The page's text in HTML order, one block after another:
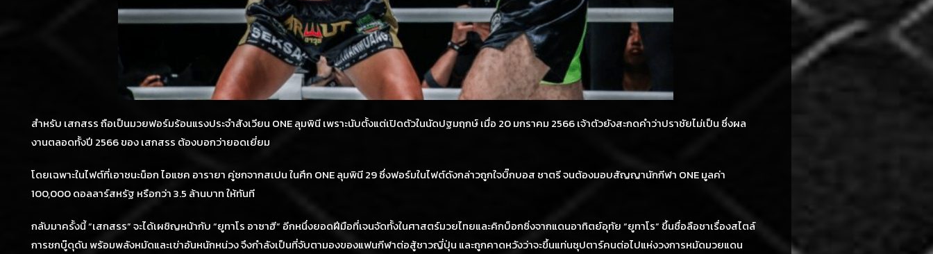
สำหรับ เสกสรร ถือเป็นมวยฟอร์มร้อนแรงประจำสังเวียน ONE ลุมพินี เพราะนับตั้งแต่เปิดตัวในนัดปฐมฤกษ์ เมื่อ 20 มกราคม 2566 เจ้าตัวยังสะกดคำว่าปราชัยไม่เป็น ซึ่งผล
งานตลอดทั้งปี 2566 ของ เสกสรร ต้องบอกว่ายอดเยี่ยม
โดยเฉพาะในไฟต์ที่เอาชนะน็อก ไอแซค อารายา คู่ชกจากสเปน ในศึก ONE ลุมพินี 29 ซึ่งฟอร์มในไฟต์ดังกล่าวถูกใจบิ๊กบอส ชาตรี จนต้องมอบสัญญานักกีฬา ONE มูลค่า
100,000 ดอลลาร์สหรัฐ หรือกว่า 3.5 ล้านบาท ให้ทันที
กลับมาครั้งนี้ “เสกสรร” จะได้เผชิญหน้ากับ “ยูทาโร อาซาฮี” อีกหนึ่งยอดฝีมือที่เจนจัดทั้งในศาสตร์มวยไทยและคิกบ็อกซิ่งจากแดนอาทิตย์อุทัย “ยูทาโร” ขึ้นชื่อลือชาเรื่องสไตล์
การชกบู๊ดุดัน พร้อมพลังหมัดและเข่าอันหนักหน่วง จึงกำลังเป็นที่จับตามองของแฟนกีฬาต่อสู้ชาวญี่ปุ่น และถูกคาดหวังว่าจะขึ้นแท่นซุปตาร์คนต่อไปแห่งวงการหมัดมวยแดน